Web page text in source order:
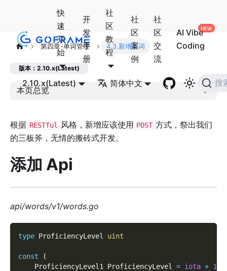
快
速
开
始
开
发
手
册
社
区
教
程
社
区
案
例
社
区
交
流
AI Vibe
Coding
2.10.x(Latest) 简体中文 搜
第四章-单词管理 4.3.新增单词
版本：2.10.x(Latest)
本页总览
根据 RESTful 风格，新增应该使用 POST 方式，祭出我们
的三板斧，无情的搬砖式开发。
添加 Api
api/words/v1/words.go
type ProficiencyLevel uint
const
(
    ProficiencyLevel1 ProficiencyLevel
= iota + 1